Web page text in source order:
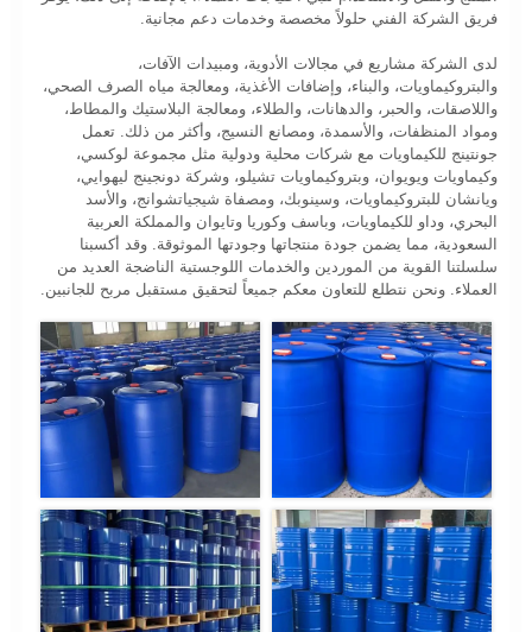
فريق الشركة الفني حلولاً مخصصة وخدمات دعم مجانية.
لدى الشركة مشاريع في مجالات الأدوية، ومبيدات الآفات،
والبتروكيماويات، والبناء، وإضافات الأغذية، ومعالجة مياه الصرف الصحي،
واللاصقات، والحبر، والدهانات، والطلاء، ومعالجة البلاستيك والمطاط،
ومواد المنظفات، والأسمدة، ومصانع النسيج، وأكثر من ذلك. تعمل
جونتينج للكيماويات مع شركات محلية ودولية مثل مجموعة لوكسي،
وكيماويات ويويوان، وبتروكيماويات تشيلو، وشركة دونجينج ليهوايي،
ويانشان للبتروكيماويات، وسينوبك، ومصفاة شيجياتشوانج، والأسد
البحري، وداو للكيماويات، وباسف وكوريا وتايوان والمملكة العربية
السعودية، مما يضمن جودة منتجاتها وجودتها الموثوقة. وقد أكسبنا
سلسلتنا القوية من الموردين والخدمات اللوجستية الناضجة العديد من
العملاء. ونحن نتطلع للتعاون معكم جميعاً لتحقيق مستقبل مربح للجانبين.